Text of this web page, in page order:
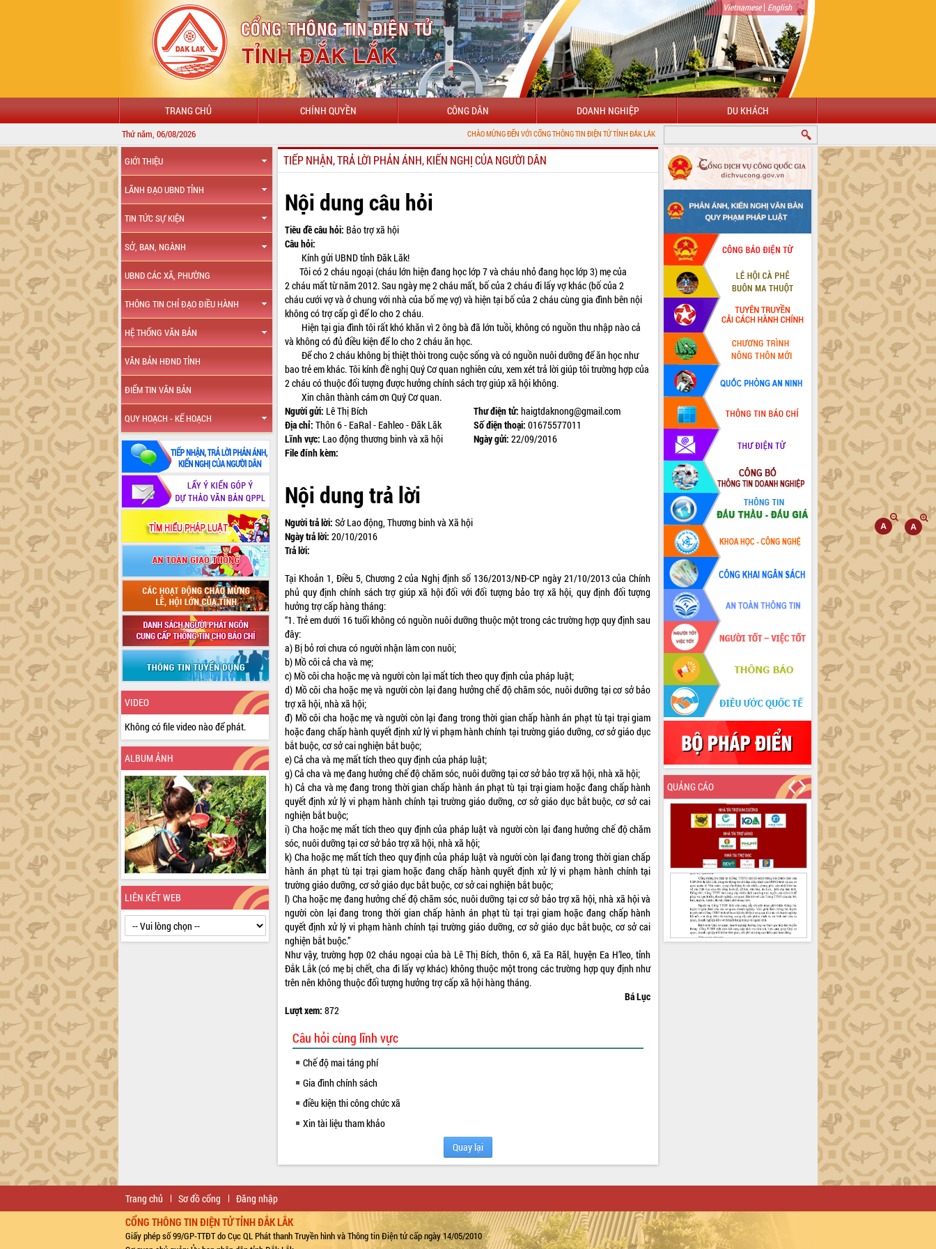
Vietnamese| English
TRANG CHỦ CHÍNH QUYỀN CÔNG DÂN DOANH NGHIỆP DU KHÁCH
Thứ năm, 06/08/2026 CHÀO MỪNG ĐẾN VỚI CỔNG THÔNG TIN ĐIỆN TỬ TỈNH ĐẮK LẮK
GIỚI THIỆU
LÃNH ĐẠO UBND TỈNH
TIN TỨC SỰ KIỆN
SỞ, BAN, NGÀNH
UBND CÁC XÃ, PHƯỜNG
THÔNG TIN CHỈ ĐẠO ĐIỀU HÀNH
HỆ THỐNG VĂN BẢN
VĂN BẢN HĐND TỈNH
ĐIỂM TIN VĂN BẢN
QUY HOẠCH - KẾ HOẠCH
VIDEO
Không có file video nào để phát.
ALBUM ẢNH
LIÊN KẾT WEB
TIẾP NHẬN, TRẢ LỜI PHẢN ÁNH, KIẾN NGHỊ CỦA NGƯỜI DÂN
Nội dung câu hỏi
Tiêu đề câu hỏi: Bảo trợ xã hội
Câu hỏi:
Kính gửi UBND tỉnh Đăk Lăk!
Tôi có 2 cháu ngoại (cháu lớn hiện đang học lớp 7 và cháu nhỏ đang học lớp 3) mẹ của
2 cháu mất từ năm 2012. Sau ngày mẹ 2 cháu mất, bố của 2 cháu đi lấy vợ khác (bố của 2
cháu cưới vợ và ở chung với nhà của bố mẹ vợ) và hiện tại bố của 2 cháu cùng gia đình bên nội
không có trợ cấp gì để lo cho 2 cháu.
Hiện tại gia đình tôi rất khó khăn vì 2 ông bà đã lớn tuồi, không có nguồn thu nhập nào cả
và không có đủ điều kiện để lo cho 2 cháu ăn học.
Để cho 2 cháu không bị thiệt thòi trong cuộc sống và có nguồn nuôi dưỡng để ăn học như
bao trẻ em khác. Tôi kính đề nghị Quý Cơ quan nghiên cứu, xem xét trả lời giúp tôi trường hợp của
2 cháu có thuộc đối tượng được hưởng chính sách trợ giúp xã hội không.
Xin chân thành cám ơn Quý Cơ quan.
Người gửi: Lê Thị Bích Thư điện tử:haigtdaknong@gmail.com
Địa chỉ:Thôn 6 - EaRal - Eahleo - Đăk Lăk Số điện thoại:01675577011
Lĩnh vực: Lao động thương binh và xã hội Ngày gửi:22/09/2016
File đính kèm:
Nội dung trả lời
Người trả lời:Sở Lao động, Thương binh và Xã hội
Ngày trả lời:20/10/2016
Trả lời:
Tại Khoản 1, Điều 5, Chương 2 của Nghị định số 136/2013/NĐ-CP ngày 21/10/2013 của Chính
phủ quy định chính sách trợ giúp xã hội đối với đối tượng bảo trợ xã hội, quy định đối tượng
hưởng trợ cấp hàng tháng:
“1. Trẻ em dưới 16 tuổi không có nguồn nuôi dưỡng thuộc một trong các trường hợp quy định sau
đây:
a) Bị bỏ rơi chưa có người nhận làm con nuôi;
b) Mồ côi cả cha và mẹ;
c) Mồ côi cha hoặc mẹ và người còn lại mất tích theo quy định của pháp luật;
d) Mồ côi cha hoặc mẹ và người còn lại đang hưởng chế độ chăm sóc, nuôi dưỡng tại cơ sở bảo
trợ xã hội, nhà xã hội;
đ) Mồ côi cha hoặc mẹ và người còn lại đang trong thời gian chấp hành án phạt tù tại trại giam
hoặc đang chấp hành quyết định xử lý vi phạm hành chính tại trường giáo dưỡng, cơ sở giáo dục
bắt buộc, cơ sở cai nghiện bắt buộc;
e) Cả cha và mẹ mất tích theo quy định của pháp luật;
g) Cả cha và mẹ đang hưởng chế độ chăm sóc, nuôi dưỡng tại cơ sở bảo trợ xã hội, nhà xã hội;
h) Cả cha và mẹ đang trong thời gian chấp hành án phạt tù tại trại giam hoặc đang chấp hành
quyết định xử lý vi phạm hành chính tại trường giáo dưỡng, cơ sở giáo dục bắt buộc, cơ sở cai
nghiện bắt buộc;
i) Cha hoặc mẹ mất tích theo quy định của pháp luật và người còn lại đang hưởng chế độ chăm
sóc, nuôi dưỡng tại cơ sở bảo trợ xã hội, nhà xã hội;
k) Cha hoặc mẹ mất tích theo quy định của pháp luật và người còn lại đang trong thời gian chấp
hành án phạt tù tại trại giam hoặc đang chấp hành quyết định xử lý vi phạm hành chính tại
trường giáo dưỡng, cơ sở giáo dục bắt buộc, cơ sở cai nghiện bắt buộc;
l) Cha hoặc mẹ đang hưởng chế độ chăm sóc, nuôi dưỡng tại cơ sở bảo trợ xã hội, nhà xã hội và
người còn lại đang trong thời gian chấp hành án phạt tù tại trại giam hoặc đang chấp hành
quyết định xử lý vi phạm hành chính tại trường giáo dưỡng, cơ sở giáo dục bắt buộc, cơ sở cai
nghiện bắt buộc.”
Như vậy, trường hợp 02 cháu ngoại của bà Lê Thị Bích, thôn 6, xã Ea Răl, huyện Ea H’leo, tỉnh
Đắk Lắk (có mẹ bị chết, cha đi lấy vợ khác) không thuộc một trong các trường hợp quy định như
trên nên không thuộc đối tượng hưởng trợ cấp xã hội hàng tháng.
Bá Lục
Lượt xem:872
Câu hỏi cùng lĩnh vực
Chế độ mai táng phí
Gia đình chính sách
điều kiện thi công chức xã
Xin tài liệu tham khảo
Quay lại
QUẢNG CÁO
Trang chủ Sơ đồ cổng Đăng nhập
CỔNG THÔNG TIN ĐIỆN TỬ TỈNH ĐẮK LẮK
Giấy phép số 99/GP-TTĐT do Cục QL Phát thanh Truyền hình và Thông tin Điện tử cấp ngày 14/05/2010